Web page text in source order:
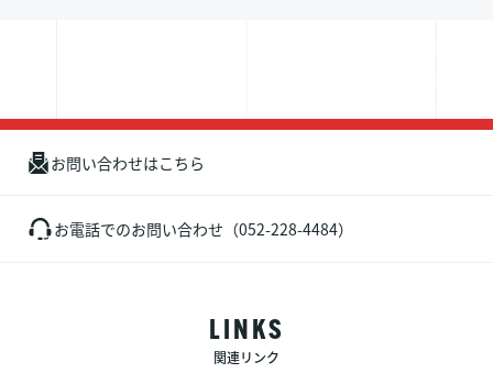
お問い合わせはこちら
お電話でのお問い合わせ（052-228-4484）
LINKS
関連リンク